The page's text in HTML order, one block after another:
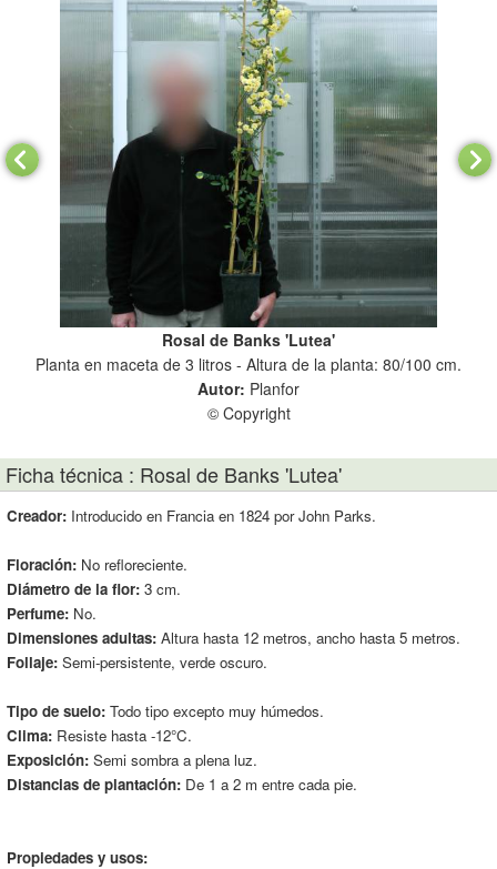
Rosal de Banks 'Lutea'
Planta en maceta de 3 litros - Altura de la planta: 80/100 cm.
Autor: Planfor
© Copyright
Ficha técnica : Rosal de Banks 'Lutea'
Creador: Introducido en Francia en 1824 por John Parks.
Floración: No refloreciente.
Diámetro de la flor: 3 cm.
Perfume: No.
Dimensiones adultas: Altura hasta 12 metros, ancho hasta 5 metros.
Follaje: Semi-persistente, verde oscuro.
Tipo de suelo: Todo tipo excepto muy húmedos.
Clima: Resiste hasta -12°C.
Exposición: Semi sombra a plena luz.
Distancias de plantación: De 1 a 2 m entre cada pie.
Propiedades y usos: